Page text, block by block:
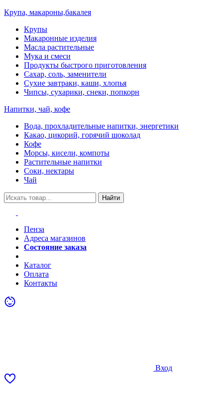
Крупа, макароны,бакалея
Крупы
Макаронные изделия
Масла растительные
Мука и смеси
Продукты быстрого приготовления
Сахар, соль, заменители
Сухие завтраки, каши, хлопья
Чипсы, сухарики, снеки, попкорн
Напитки, чай, кофе
Вода, прохладительные напитки, энергетики
Какао, цикорий, горячий шоколад
Кофе
Морсы, кисели, компоты
Растительные напитки
Соки, нектары
Чай
Найти
Пенза
Адреса магазинов
Состояние заказа
Каталог
Оплата
Контакты
Вход